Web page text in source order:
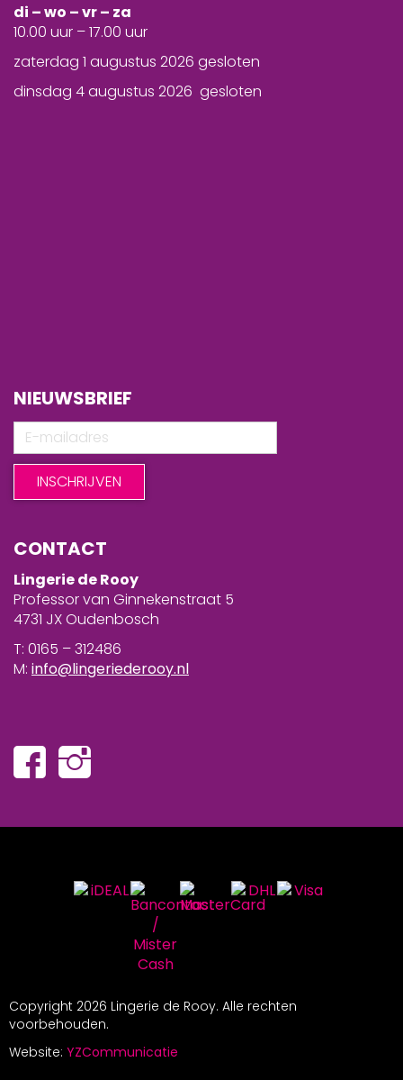
di – wo – vr – za
10.00 uur – 17.00 uur
zaterdag 1 augustus 2026 gesloten
dinsdag 4 augustus 2026 gesloten
NIEUWSBRIEF
CONTACT
Lingerie de Rooy
Professor van Ginnekenstraat 5
4731 JX Oudenbosch
T: 0165 – 312486
M: info@lingeriederooy.nl
Copyright 2026 Lingerie de Rooy. Alle rechten
voorbehouden.
Website: YZCommunicatie